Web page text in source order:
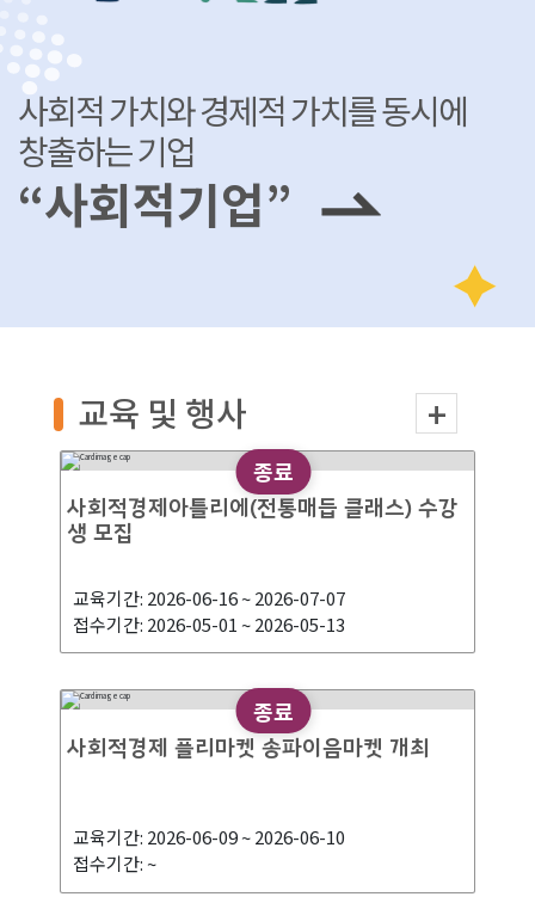
사회적 가치와 경제적 가치를 동시에
창출하는 기업
“사회적기업”
교육 및 행사
종료
사회적경제아틀리에(전통매듭 클래스) 수강
생 모집
교육기간: 2026-06-16 ~ 2026-07-07
접수기간: 2026-05-01 ~ 2026-05-13
종료
사회적경제 플리마켓 송파이음마켓 개최
교육기간: 2026-06-09 ~ 2026-06-10
접수기간: ~